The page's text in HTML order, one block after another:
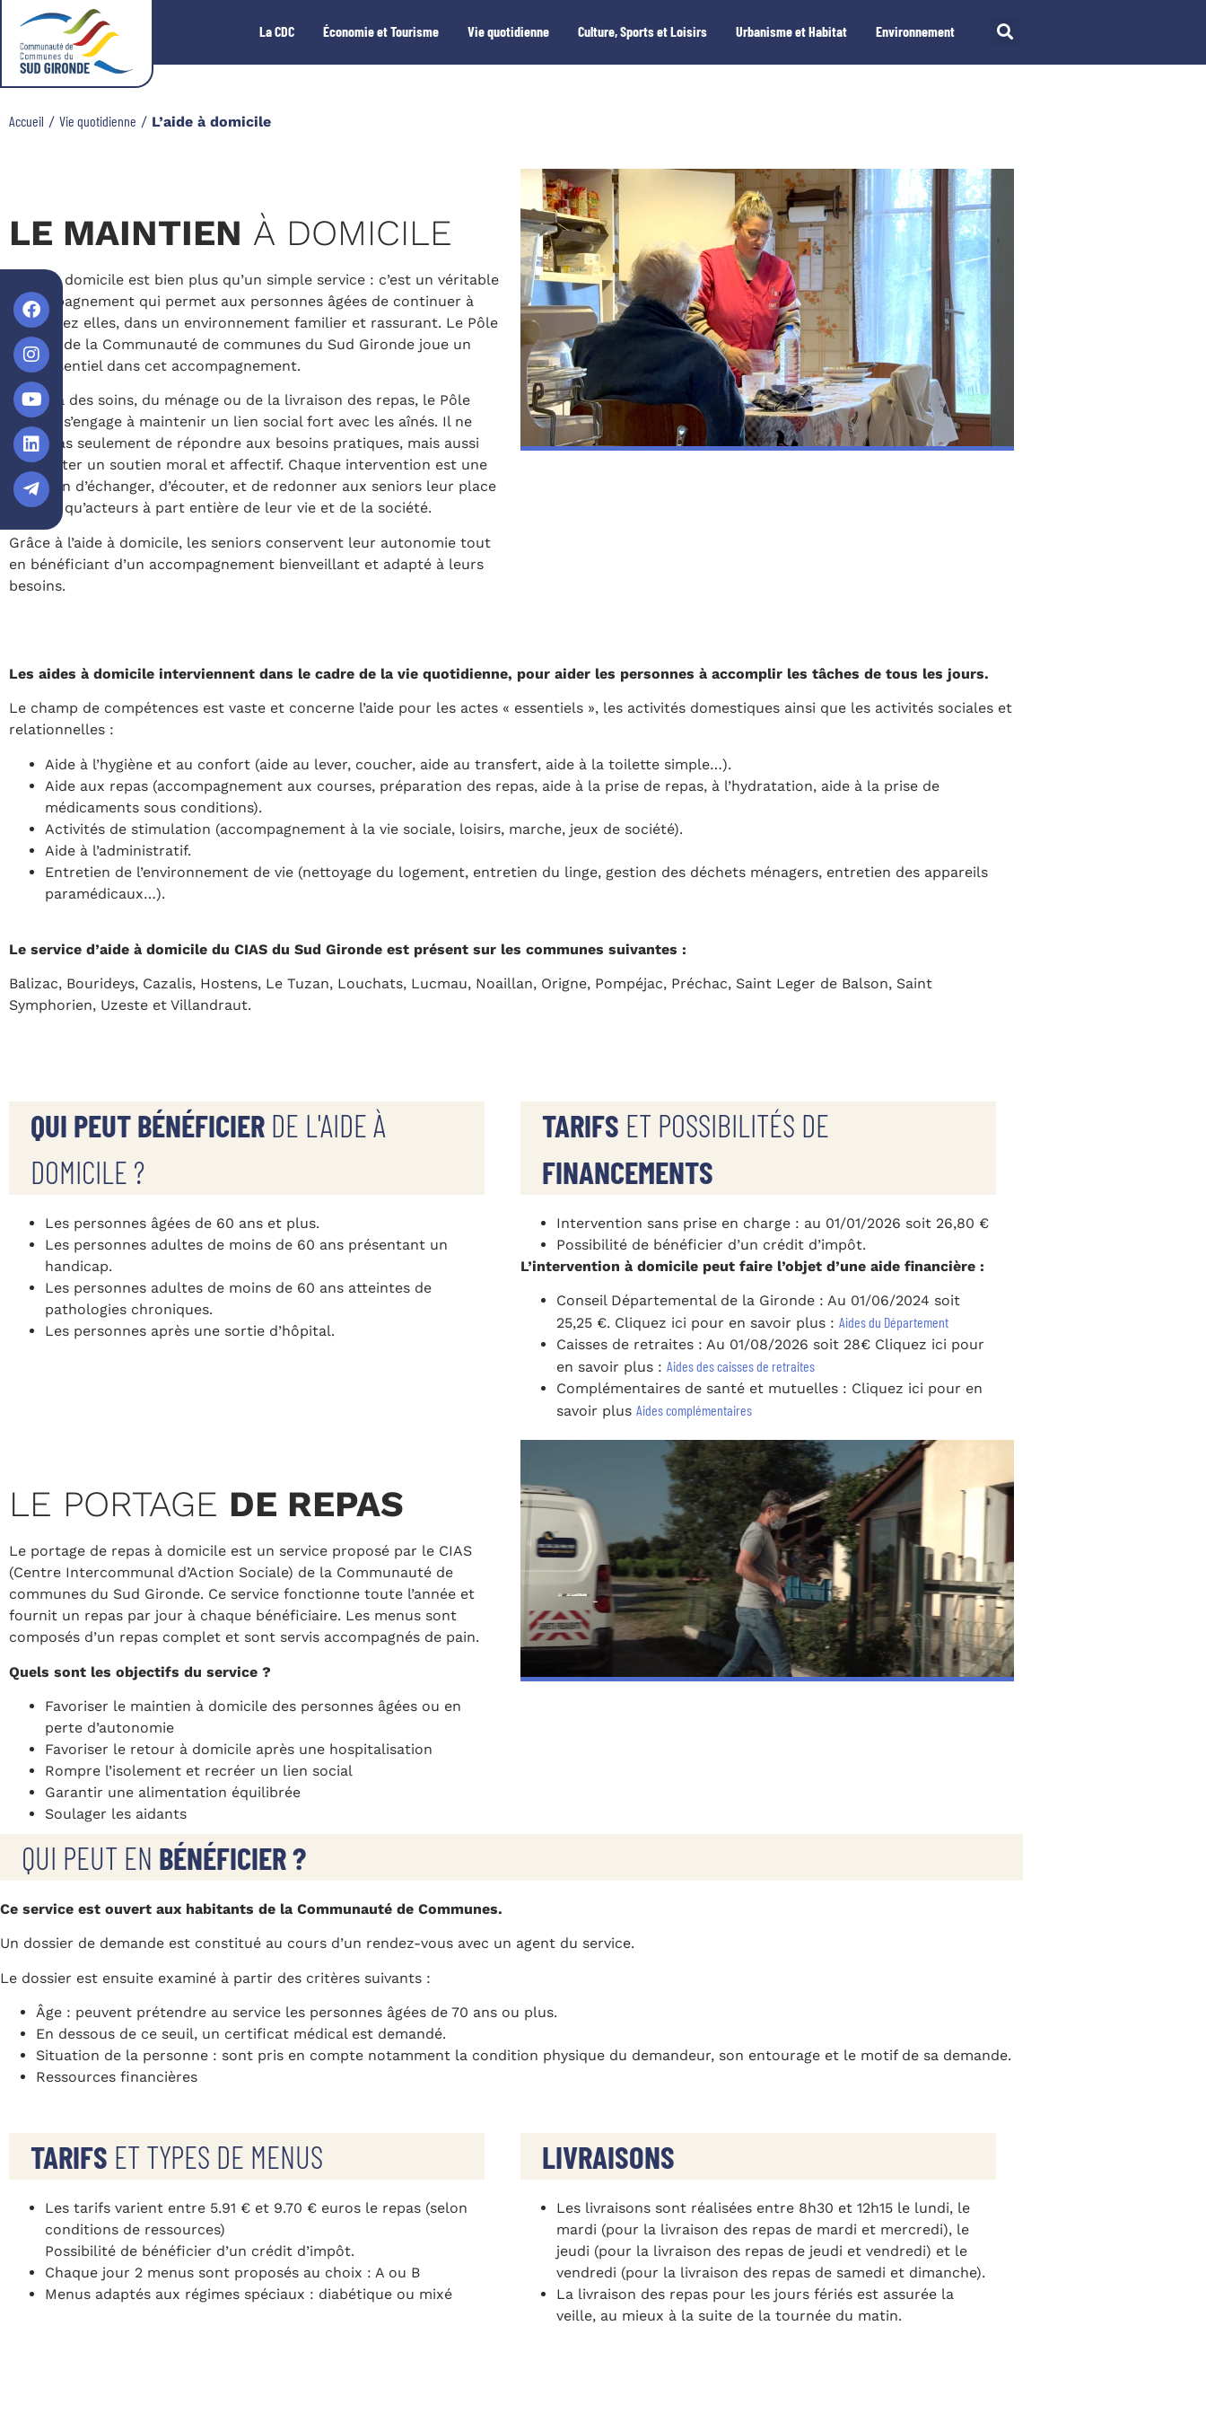
La CDC Économie et Tourisme Vie quotidienne Culture, Sports et Loisirs Urbanisme et Habitat Environnement
Accueil / Vie quotidienne / L’aide à domicile
LE MAINTIEN À DOMICILE
L’aide à domicile est bien plus qu’un simple service : c’est un véritable
accompagnement qui permet aux personnes âgées de continuer à
vivre chez elles, dans un environnement familier et rassurant. Le Pôle
séniors de la Communauté de communes du Sud Gironde joue un
rôle essentiel dans cet accompagnement.
Au-delà des soins, du ménage ou de la livraison des repas, le Pôle
séniors s’engage à maintenir un lien social fort avec les aînés. Il ne
s’agit pas seulement de répondre aux besoins pratiques, mais aussi
d’apporter un soutien moral et affectif. Chaque intervention est une
occasion d’échanger, d’écouter, et de redonner aux seniors leur place
en tant qu’acteurs à part entière de leur vie et de la société.
Grâce à l’aide à domicile, les seniors conservent leur autonomie tout
en bénéficiant d’un accompagnement bienveillant et adapté à leurs
besoins.
Les aides à domicile interviennent dans le cadre de la vie quotidienne, pour aider les personnes à accomplir les tâches de tous les jours.
Le champ de compétences est vaste et concerne l’aide pour les actes « essentiels », les activités domestiques ainsi que les activités sociales et
relationnelles :
Aide à l’hygiène et au confort (aide au lever, coucher, aide au transfert, aide à la toilette simple…).
Aide aux repas (accompagnement aux courses, préparation des repas, aide à la prise de repas, à l’hydratation, aide à la prise de
médicaments sous conditions).
Activités de stimulation (accompagnement à la vie sociale, loisirs, marche, jeux de société).
Aide à l’administratif.
Entretien de l’environnement de vie (nettoyage du logement, entretien du linge, gestion des déchets ménagers, entretien des appareils
paramédicaux…).
Le service d’aide à domicile du CIAS du Sud Gironde est présent sur les communes suivantes :
Balizac, Bourideys, Cazalis, Hostens, Le Tuzan, Louchats, Lucmau, Noaillan, Origne, Pompéjac, Préchac, Saint Leger de Balson, Saint
Symphorien, Uzeste et Villandraut.
QUI PEUT BÉNÉFICIER DE L'AIDE À
DOMICILE ?
Les personnes âgées de 60 ans et plus.
Les personnes adultes de moins de 60 ans présentant un
handicap.
Les personnes adultes de moins de 60 ans atteintes de
pathologies chroniques.
Les personnes après une sortie d’hôpital.
TARIFS ET POSSIBILITÉS DE
FINANCEMENTS
Intervention sans prise en charge : au 01/01/2026 soit 26,80 €
Possibilité de bénéficier d’un crédit d’impôt.
L’intervention à domicile peut faire l’objet d’une aide financière :
Conseil Départemental de la Gironde : Au 01/06/2024 soit
25,25 €. Cliquez ici pour en savoir plus : Aides du Département
Caisses de retraites : Au 01/08/2026 soit 28€ Cliquez ici pour
en savoir plus : Aides des caisses de retraites
Complémentaires de santé et mutuelles : Cliquez ici pour en
savoir plus Aides complémentaires
LE PORTAGE DE REPAS
Le portage de repas à domicile est un service proposé par le CIAS
(Centre Intercommunal d’Action Sociale) de la Communauté de
communes du Sud Gironde. Ce service fonctionne toute l’année et
fournit un repas par jour à chaque bénéficiaire. Les menus sont
composés d’un repas complet et sont servis accompagnés de pain.
Quels sont les objectifs du service ?
Favoriser le maintien à domicile des personnes âgées ou en
perte d’autonomie
Favoriser le retour à domicile après une hospitalisation
Rompre l’isolement et recréer un lien social
Garantir une alimentation équilibrée
Soulager les aidants
QUI PEUT EN BÉNÉFICIER ?
Ce service est ouvert aux habitants de la Communauté de Communes.
Un dossier de demande est constitué au cours d’un rendez-vous avec un agent du service.
Le dossier est ensuite examiné à partir des critères suivants :
Âge : peuvent prétendre au service les personnes âgées de 70 ans ou plus.
En dessous de ce seuil, un certificat médical est demandé.
Situation de la personne : sont pris en compte notamment la condition physique du demandeur, son entourage et le motif de sa demande.
Ressources financières
TARIFS ET TYPES DE MENUS
Les tarifs varient entre 5.91 € et 9.70 € euros le repas (selon
conditions de ressources)
Possibilité de bénéficier d’un crédit d’impôt.
Chaque jour 2 menus sont proposés au choix : A ou B
Menus adaptés aux régimes spéciaux : diabétique ou mixé
LIVRAISONS
Les livraisons sont réalisées entre 8h30 et 12h15 le lundi, le
mardi (pour la livraison des repas de mardi et mercredi), le
jeudi (pour la livraison des repas de jeudi et vendredi) et le
vendredi (pour la livraison des repas de samedi et dimanche).
La livraison des repas pour les jours fériés est assurée la
veille, au mieux à la suite de la tournée du matin.